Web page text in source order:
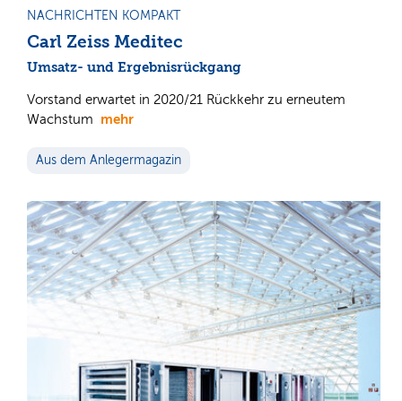
NACHRICHTEN KOMPAKT
Carl Zeiss Meditec
Umsatz- und Ergebnisrückgang
Vorstand erwartet in 2020/21 Rückkehr zu erneutem
Wachstum mehr
Aus dem Anlegermagazin